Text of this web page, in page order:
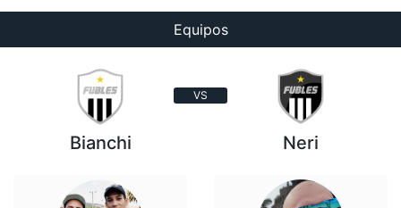
Equipos
VS
Bianchi Neri